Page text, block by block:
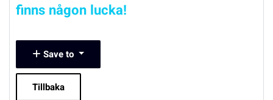
finns någon lucka!
Save to
Tillbaka